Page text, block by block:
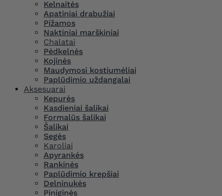
Kelnaitės
Apatiniai drabužiai
Pižamos
Naktiniai marškiniai
Chalatai
Pėdkelnės
Kojinės
Maudymosi kostiumėliai
Paplūdimio uždangalai
Aksesuarai
Kepurės
Kasdieniai šalikai
Formalūs šalikai
Šalikai
Segės
Karoliai
Apyrankės
Rankinės
Paplūdimio krepšiai
Delninukės
Piniginės